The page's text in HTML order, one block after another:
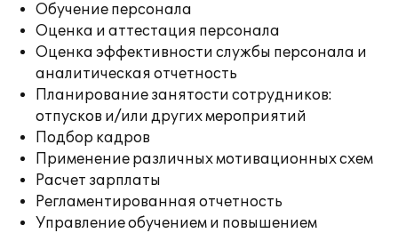
Обучение персонала
Оценка и аттестация персонала
Оценка эффективности службы персонала и
аналитическая отчетность
Планирование занятости сотрудников:
отпусков и/или других мероприятий
Подбор кадров
Применение различных мотивационных схем
Расчет зарплаты
Регламентированная отчетность
Управление обучением и повышением